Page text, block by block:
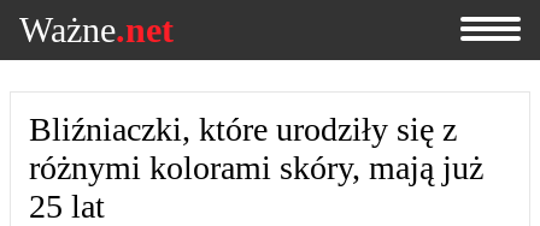
Ważne.net
Bliźniaczki, które urodziły się z
różnymi kolorami skóry, mają już
25 lat